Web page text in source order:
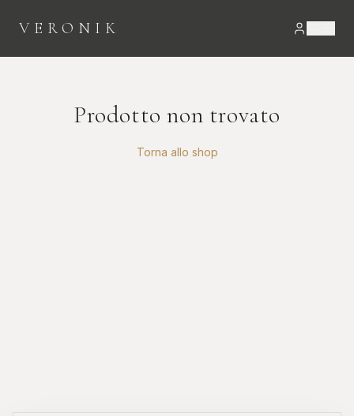
VERONIK
Prodotto non trovato
Torna allo shop